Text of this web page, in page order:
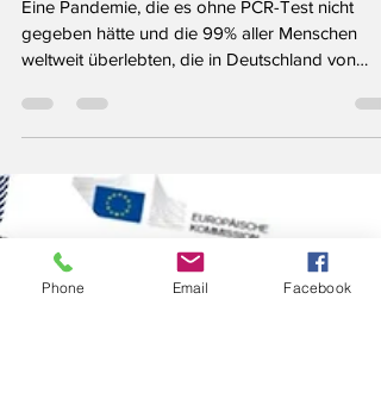
The Big Reset Movie
Eine Pandemie, die es ohne PCR-Test nicht
weltweit überlebten, die in Deutschland von
Phone Email Facebook